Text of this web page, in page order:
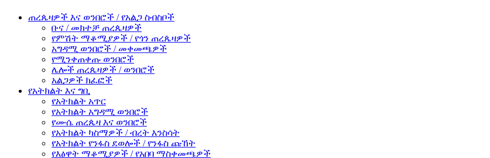
ጠረጴዛዎች እና ወንበሮች / የአልጋ ስብስቦች
ቡና / መክተቻ ጠረጴዛዎች
የምሽት ማቆሚያዎች / የጎን ጠረጴዛዎች
አግዳሚ ወንበሮች / መቀመጫዎች
የሚንቀጠቀጡ ወንበሮች
ሌሎች ጠረጴዛዎች / ወንበሮች
አልጋዎች ክፈፎች
የአትክልት እና ግቢ
የአትክልት አጥር
የአትክልት አግዳሚ ወንበሮች
የሙሴ ጠረጴዛ እና ወንበሮች
የአትክልት ካስማዎች / ብረት እንስሳት
የአትክልት የንፋስ ደወሎች / የንፋስ ጩኸት
የእፅዋት ማቆሚያዎች / የአበባ ማስቀመጫዎች